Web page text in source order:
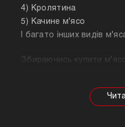
4) Кролятина
5) Качине м'ясо
І багато інших видів
Збираючись купити
залежності від тварини
будуть змінюватися,